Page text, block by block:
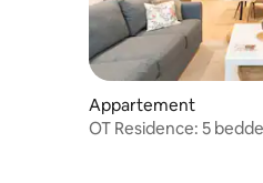
Appartement
OT Residence: 5